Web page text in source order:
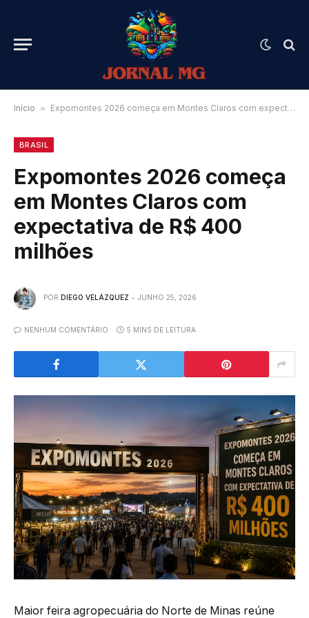
Início » Expomontes 2026 começa em Montes Claros com expectativa de R$ 400 milhões
BRASIL
Expomontes 2026 começa
em Montes Claros com
expectativa de R$ 400
milhões
POR DIEGO VELÁZQUEZ JUNHO 25, 2026
NENHUM COMENTÁRIO 5 MINS DE LEITURA
Maior feira agropecuária do Norte de Minas reúne